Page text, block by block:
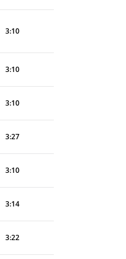
3:10
3:10
3:10
3:27
3:10
3:14
3:22